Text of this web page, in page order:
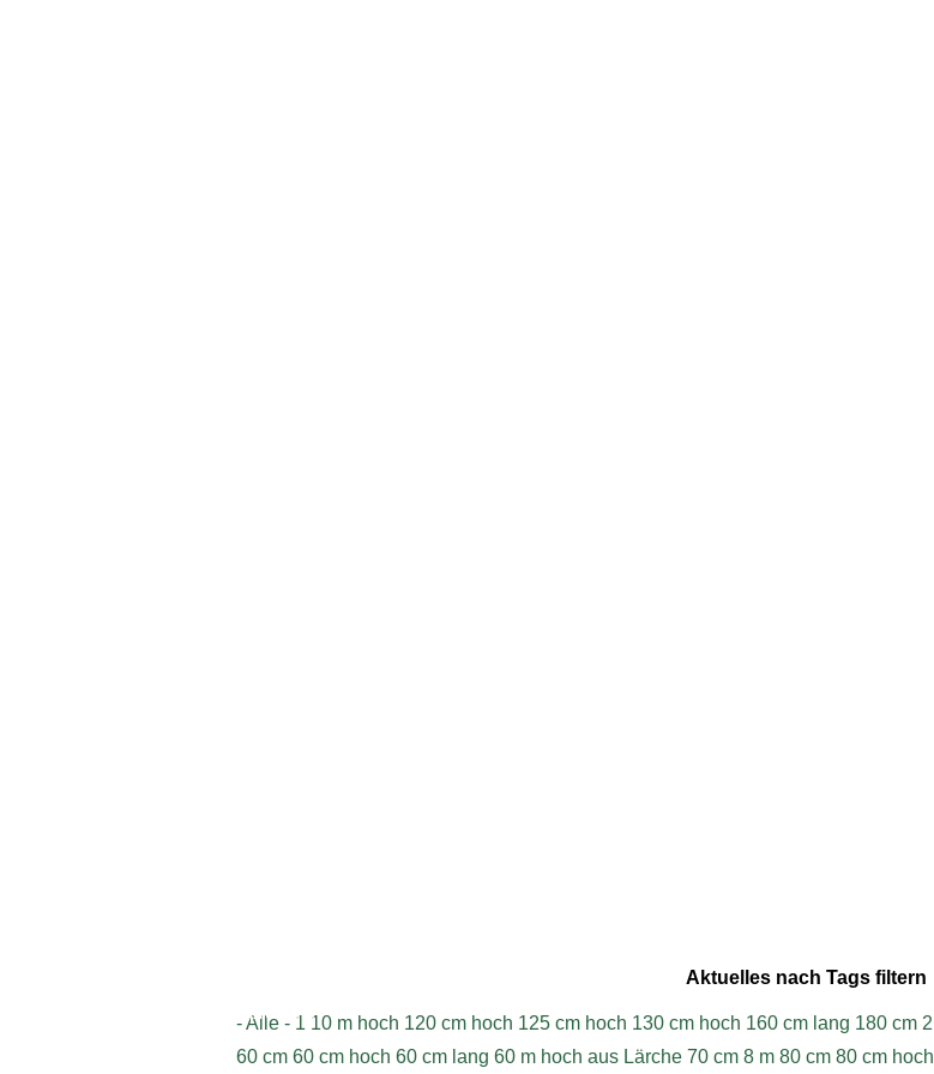
Aktuelles nach Tags filtern
- Alle - 1 10 m hoch 120 cm hoch 125 cm hoch 130 cm hoch 160 cm lang 180 cm 2
60 cm 60 cm hoch 60 cm lang 60 m hoch aus Lärche 70 cm 8 m 80 cm 80 cm hoch
Impressum